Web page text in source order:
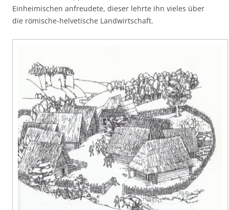
Einheimischen anfreudete, dieser lehrte ihn vieles über
die römische-helvetische Landwirtschaft.